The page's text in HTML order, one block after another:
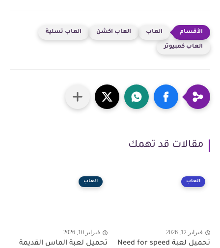
العاب العاب اكشن العاب تسلية
العاب كمبيوتر
مقالات قد تهمك
العاب
فبراير 12, 2026
تحميل لعبة Need for speed
العاب
فبراير 10, 2026
تحميل لعبة الماس القديمة